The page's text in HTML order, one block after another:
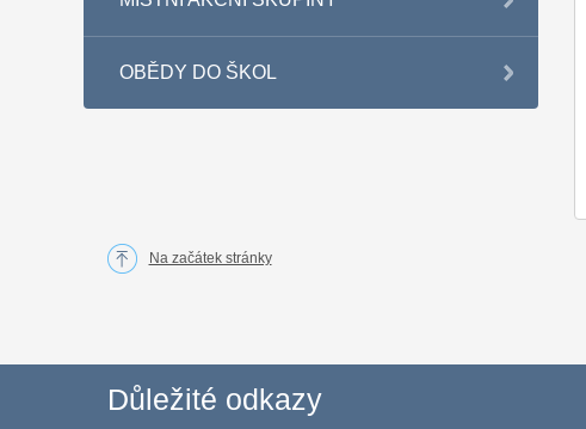
OBĚDY DO ŠKOL
Na začátek stránky
Důležité odkazy